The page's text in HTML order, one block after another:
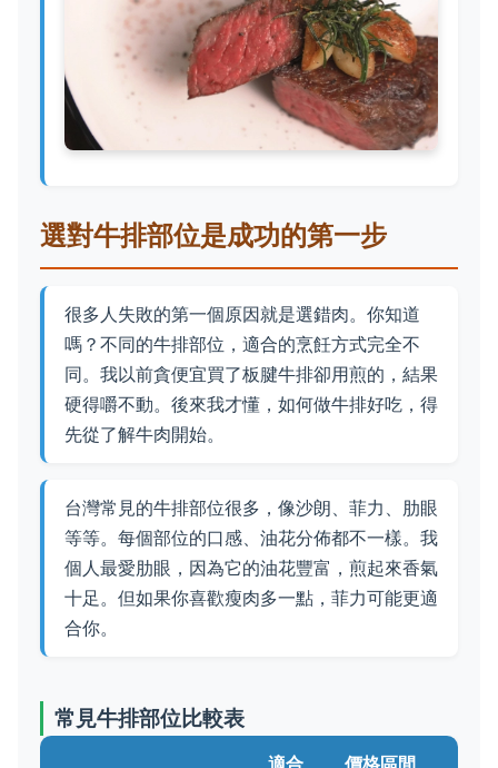
選對牛排部位是成功的第一步
很多人失敗的第一個原因就是選錯肉。你知道
嗎？不同的牛排部位，適合的烹飪方式完全不
同。我以前貪便宜買了板腱牛排卻用煎的，結果
硬得嚼不動。後來我才懂，如何做牛排好吃，得
先從了解牛肉開始。
台灣常見的牛排部位很多，像沙朗、菲力、肋眼
等等。每個部位的口感、油花分佈都不一樣。我
個人最愛肋眼，因為它的油花豐富，煎起來香氣
十足。但如果你喜歡瘦肉多一點，菲力可能更適
合你。
常見牛排部位比較表
適合
價格區間